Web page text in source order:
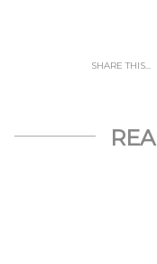
SHARE THIS...